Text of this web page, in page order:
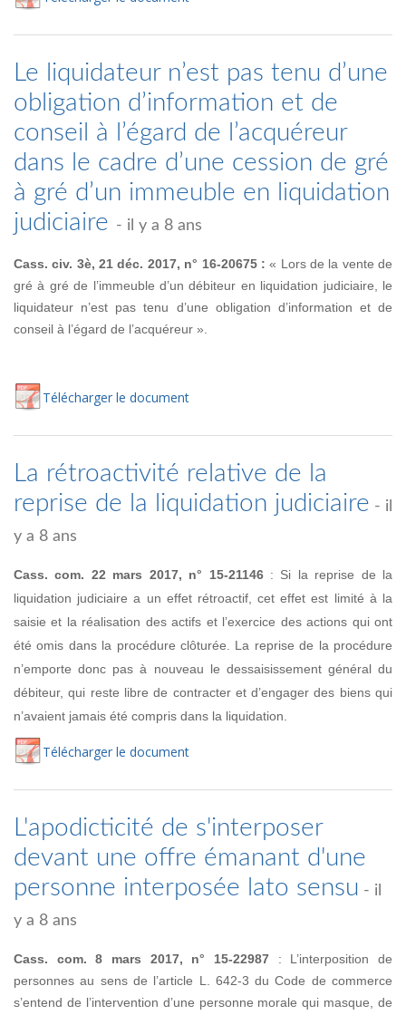
Le liquidateur n’est pas tenu d’une
obligation d’information et de
conseil à l’égard de l’acquéreur
dans le cadre d’une cession de gré
à gré d’un immeuble en liquidation
judiciaire - il y a 8 ans
Cass. civ. 3è, 21 déc. 2017, n° 16-20675 :« Lors de la vente de
gré à gré de l’immeuble d’un débiteur en liquidation judiciaire, le
liquidateur n’est pas tenu d’une obligation d’information et de
conseil à l’égard de l’acquéreur ».
Télécharger le document
La rétroactivité relative de la
reprise de la liquidation judiciaire - il
y a 8 ans
Cass. com. 22 mars 2017, n° 15-21146: Si la reprise de la
liquidation judiciaire a un effet rétroactif, cet effet est limité à la
saisie et la réalisation des actifs et l’exercice des actions qui ont
été omis dans la procédure clôturée. La reprise de la procédure
n’emporte donc pas à nouveau le dessaisissement général du
débiteur, qui reste libre de contracter et d’engager des biens qui
n’avaient jamais été compris dans la liquidation.
Télécharger le document
L'apodicticité de s'interposer
devant une offre émanant d'une
personne interposée lato sensu - il
y a 8 ans
Cass. com. 8 mars 2017, n° 15-22987 : L’interposition de
personnes au sens de l’article L. 642-3 du Code de commerce
s’entend de l’intervention d’une personne morale qui masque, de